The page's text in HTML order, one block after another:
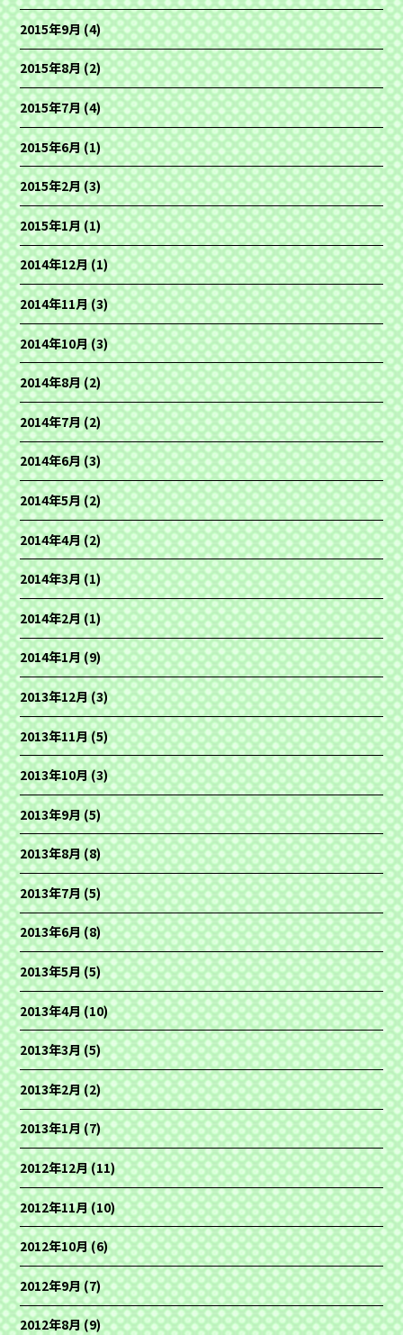
2015年9月(4)
2015年8月(2)
2015年7月(4)
2015年6月(1)
2015年2月(3)
2015年1月(1)
2014年12月(1)
2014年11月(3)
2014年10月(3)
2014年8月(2)
2014年7月(2)
2014年6月(3)
2014年5月(2)
2014年4月(2)
2014年3月(1)
2014年2月(1)
2014年1月(9)
2013年12月(3)
2013年11月(5)
2013年10月(3)
2013年9月(5)
2013年8月(8)
2013年7月(5)
2013年6月(8)
2013年5月(5)
2013年4月(10)
2013年3月(5)
2013年2月(2)
2013年1月(7)
2012年12月(11)
2012年11月(10)
2012年10月(6)
2012年9月(7)
2012年8月(9)